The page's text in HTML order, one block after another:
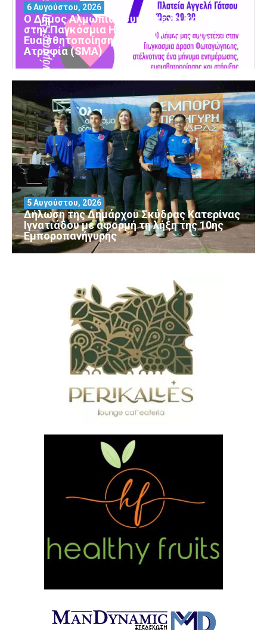
Ο Δήμος Αλμωπίας συμμετέχει και φέτος
στην Παγκόσμια Ημέρα Ενημέρωσης και
Ευαισθητοποίησης για τη Νωτιαία Μυϊκή
Ατροφία (SMA)
6 Αυγούστου, 2026
Δήλωση της Δημάρχου Σκύδρας Κατερίνας
Ιγνατιάδου με αφορμή τη λήξη της 10ης
Εμποροπανήγυρης
5 Αυγούστου, 2026